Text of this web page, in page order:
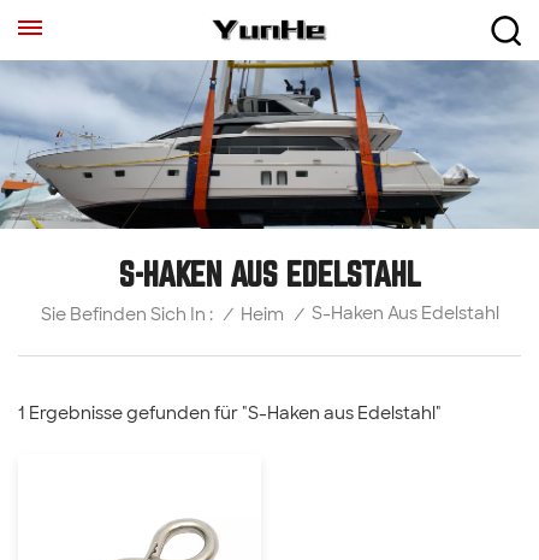
S-HAKEN AUS EDELSTAHL
Sie Befinden Sich In : / Heim / S-Haken Aus Edelstahl
1 Ergebnisse gefunden für "S-Haken aus Edelstahl"